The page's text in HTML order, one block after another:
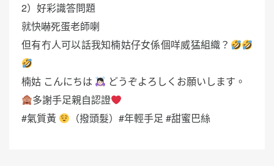
2）好彩識答問題
就快嚇死蛋老師喇
但有冇人可以話我知楠姑仔女係個咩威猛組織？
楠姑 こんにちは
どうぞよろしくお願いします。
多謝手足親自認證
#氣質黃
（撥頭髮）#年輕手足 #甜蜜巴絲